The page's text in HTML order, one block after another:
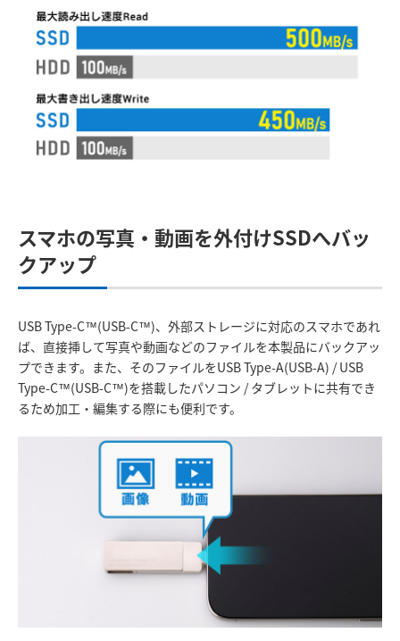
スマホの写真・動画を外付けSSDへバッ
クアップ
USB Type-C™(USB-C™)、外部ストレージに対応のスマホであれ
ば、直接挿して写真や動画などのファイルを本製品にバックアッ
プできます。また、そのファイルをUSB Type-A(USB-A) / USB
Type-C™(USB-C™)を搭載したパソコン / タブレットに共有でき
るため加工・編集する際にも便利です。